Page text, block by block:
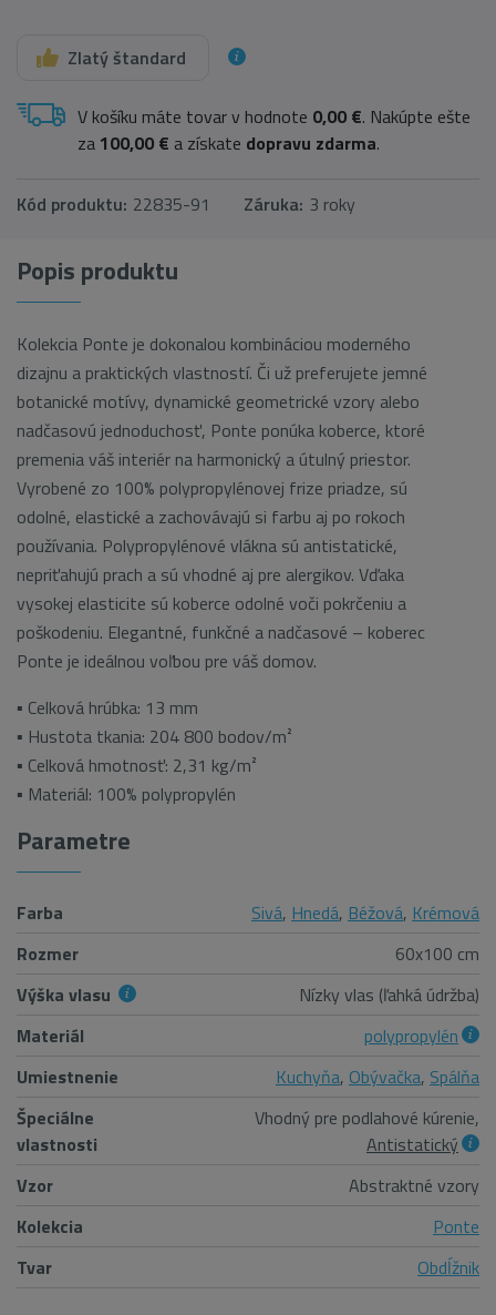
Zlatý štandard
V košíku máte tovar v hodnote 0,00 €. Nakúpte ešte
za 100,00 € a získate dopravu zdarma.
Kód produktu: 22835-91 Záruka: 3 roky
Popis produktu
Kolekcia Ponte je dokonalou kombináciou moderného
dizajnu a praktických vlastností. Či už preferujete jemné
botanické motívy, dynamické geometrické vzory alebo
nadčasovú jednoduchosť, Ponte ponúka koberce, ktoré
premenia váš interiér na harmonický a útulný priestor.
Vyrobené zo 100% polypropylénovej frize priadze, sú
odolné, elastické a zachovávajú si farbu aj po rokoch
používania. Polypropylénové vlákna sú antistatické,
nepriťahujú prach a sú vhodné aj pre alergikov. Vďaka
vysokej elasticite sú koberce odolné voči pokrčeniu a
poškodeniu. Elegantné, funkčné a nadčasové – koberec
Ponte je ideálnou voľbou pre váš domov.
▪ Celková hrúbka: 13 mm
▪ Hustota tkania: 204 800 bodov/m²
▪ Celková hmotnosť: 2,31 kg/m²
▪ Materiál: 100% polypropylén
Parametre
Farba Sivá, Hnedá, Béžová, Krémová
Rozmer
60x100 cm
Výška vlasu
Nízky vlas (ľahká údržba)
Materiál
polypropylén
Umiestnenie
Kuchyňa, Obývačka, Spálňa
Špeciálne
vlastnosti
Vhodný pre podlahové kúrenie,
Antistatický
Vzor
Abstraktné vzory
Kolekcia
Ponte
Tvar
Obdĺžnik